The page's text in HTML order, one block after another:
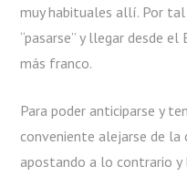
muy habituales allí. Por
“pasarse” y llegar desde
más franco.
Para poder anticiparse y
conveniente alejarse de la
apostando a lo contrario y